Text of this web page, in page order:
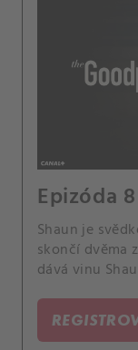
Epizóda
Shaun je
skončí dvěma
dává vinu